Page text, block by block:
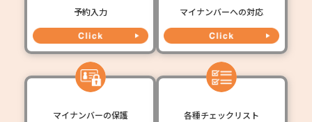
予約入力 マイナンバーへの対応
マイナンバーの保護 各種チェックリスト